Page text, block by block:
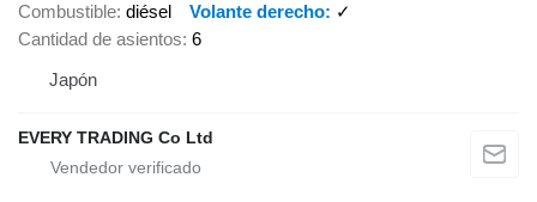
Combustible diésel Volante derecho
✓
Cantidad de asientos 6
Japón
EVERY TRADING Co Ltd